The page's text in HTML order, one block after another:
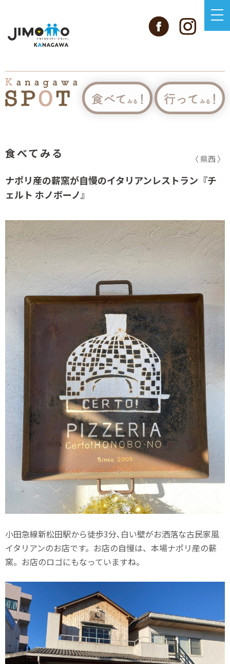
食べてみる 〈 県西 〉
ナポリ産の薪窯が自慢のイタリアンレストラン『チ
ェルト ホノボーノ』
小田急線新松田駅から徒歩3分､白い壁がお洒落な古民家風
イタリアンのお店です。お店の自慢は、本場ナポリ産の薪
窯。お店のロゴにもなっていますね。